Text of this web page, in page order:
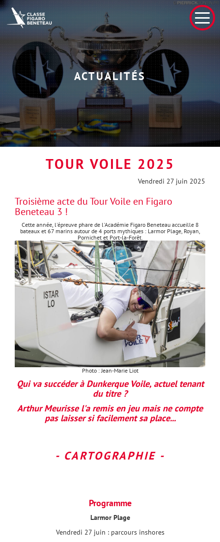
ACTUALITÉS
TOUR VOILE 2025
Vendredi 27 juin 2025
Troisième acte du Tour Voile en Figaro
Beneteau 3 !
Cette année, l'épreuve phare de l'Académie Figaro Beneteau accueille 8
bateaux et 67 marins autour de 4 ports mythiques : Larmor Plage, Royan,
Pornichet et Port-la-Forêt.
Photo : Jean-Marie Liot
Qui va succéder à Dunkerque Voile, actuel tenant
du titre ?
Arthur Meurisse l'a remis en jeu mais ne compte
pas laisser si facilement sa place...
- CARTOGRAPHIE -
Programme
Larmor Plage
Vendredi 27 juin : parcours inshores